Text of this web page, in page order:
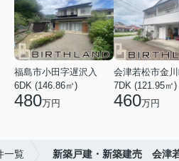
福島市小田字遅沢入
6DK (146.86㎡)
480万円
会津若松市金
7DK (121.95㎡)
460万円
一覧 新築戸建・新築建売 会津